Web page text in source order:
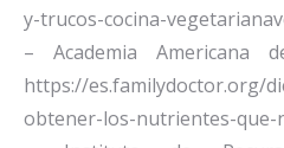
y-trucos-cocina-
– Academia Americana
https://es.familydoctor.org/
obtener-los-nutrientes-que-